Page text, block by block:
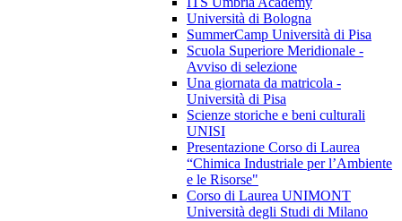
Università di Bologna
SummerCamp Università di Pisa
Scuola Superiore Meridionale -
Avviso di selezione
Una giornata da matricola -
Università di Pisa
Scienze storiche e beni culturali
UNISI
Presentazione Corso di Laurea
“Chimica Industriale per l’Ambiente
e le Risorse"
Corso di Laurea UNIMONT
Università degli Studi di Milano